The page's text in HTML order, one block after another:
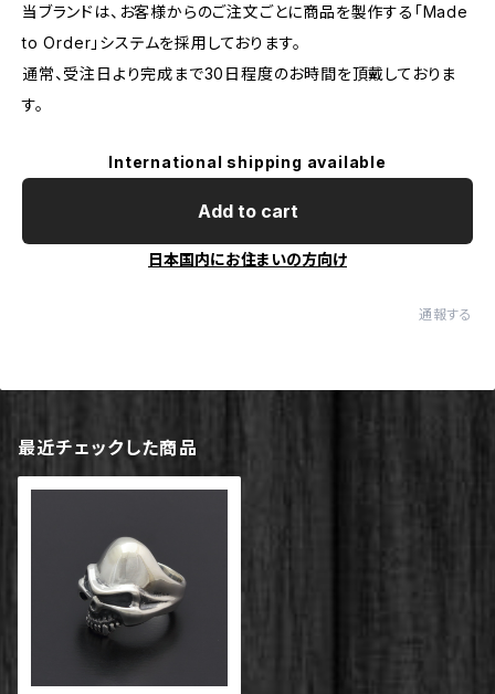
当ブランドは、お客様からのご注文ごとに商品を製作する「Made
to Order」システムを採用しております。
通常、受注日より完成まで30日程度のお時間を頂戴しておりま
す。
International shipping available
Add to cart
日本国内にお住まいの方向け
通報する
最近チェックした商品